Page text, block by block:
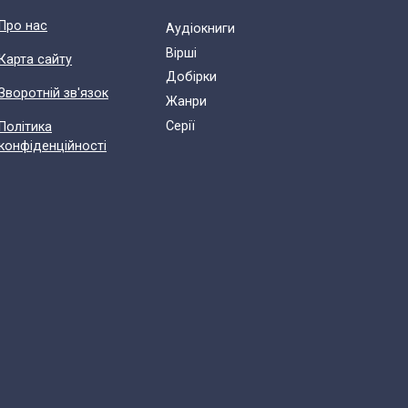
Про нас
Карта сайту
зв'язок
Політика
Аудіокниги
Вірші
Добірки
Жанри
Cерії